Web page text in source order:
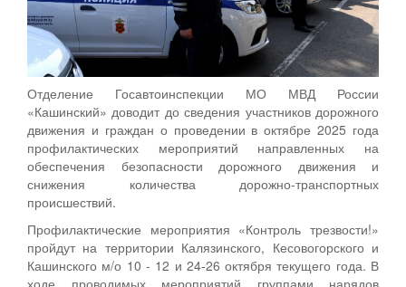
Отделение Госавтоинспекции МО МВД России
«Кашинский» доводит до сведения участников дорожного
движения и граждан о проведении в октябре 2025 года
профилактических мероприятий направленных на
обеспечения безопасности дорожного движения и
снижения количества дорожно-транспортных
происшествий.
Профилактические мероприятия «Контроль трезвости!»
пройдут на территории Калязинского, Кесовогорского и
Кашинского м/о 10 - 12 и 24-26 октября текущего года. В